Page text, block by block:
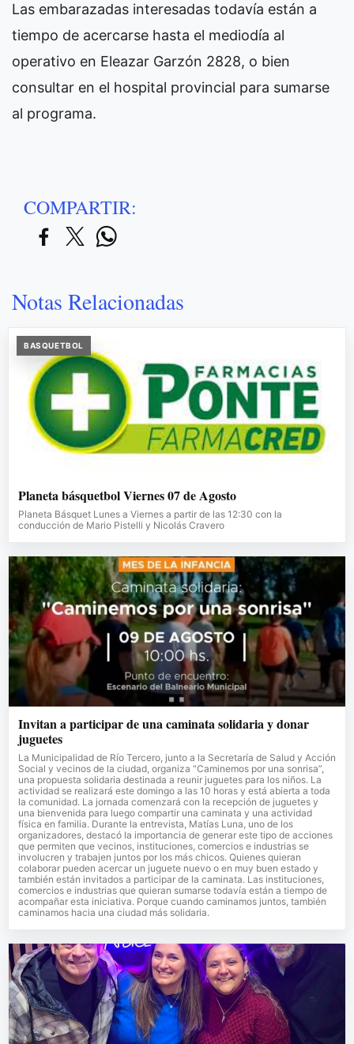
Las embarazadas interesadas todavía están a
tiempo de acercarse hasta el mediodía al
operativo en Eleazar Garzón 2828, o bien
consultar en el hospital provincial para sumarse
al programa.
COMPARTIR:
Notas Relacionadas
BASQUETBOL
Planeta básquetbol Viernes 07 de Agosto
Planeta Básquet Lunes a Viernes a partir de las 12:30 con la
conducción de Mario Pistelli y Nicolás Cravero
Invitan a participar de una caminata solidaria y donar
juguetes
La Municipalidad de Río Tercero, junto a la Secretaría de Salud y Acción
Social y vecinos de la ciudad, organiza “Caminemos por una sonrisa”,
una propuesta solidaria destinada a reunir juguetes para los niños. La
actividad se realizará este domingo a las 10 horas y está abierta a toda
la comunidad. La jornada comenzará con la recepción de juguetes y
una bienvenida para luego compartir una caminata y una actividad
física en familia. Durante la entrevista, Matías Luna, uno de los
organizadores, destacó la importancia de generar este tipo de acciones
que permiten que vecinos, instituciones, comercios e industrias se
involucren y trabajen juntos por los más chicos. Quienes quieran
colaborar pueden acercar un juguete nuevo o en muy buen estado y
también están invitados a participar de la caminata. Las instituciones,
comercios e industrias que quieran sumarse todavía están a tiempo de
acompañar esta iniciativa. Porque cuando caminamos juntos, también
caminamos hacia una ciudad más solidaria.